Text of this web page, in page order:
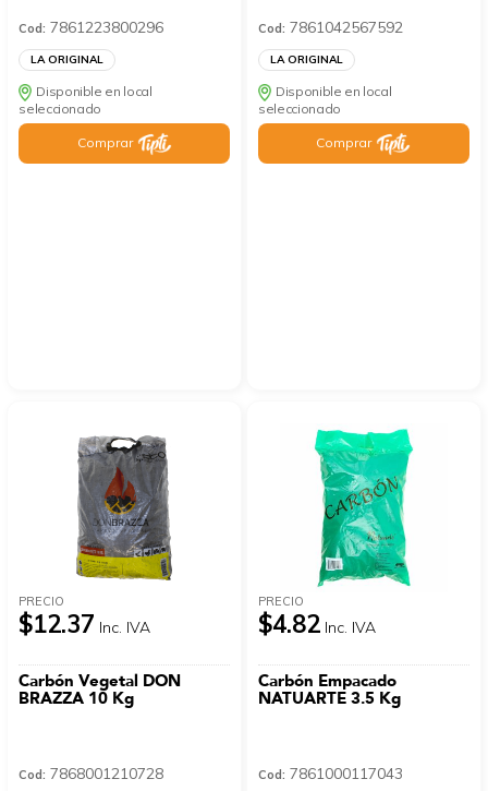
Cod: 7861223800296
LA ORIGINAL
Disponible en local
seleccionado
Comprar
Cod: 7861042567592
LA ORIGINAL
Disponible en local
seleccionado
Comprar
PRECIO
$12.37 Inc. IVA
Carbón Vegetal DON
BRAZZA 10 Kg
Cod: 7868001210728
PRECIO
$4.82 Inc. IVA
Carbón Empacado
NATUARTE 3.5 Kg
Cod: 7861000117043